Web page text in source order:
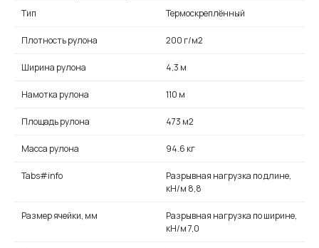
Тип Термоскреплённый
Плотность рулона 200 г/м2
Ширина рулона 4,3 м
Намотка рулона 110 м
Площадь рулона 473 м2
Масса рулона 94.6 кг
Tabs#info
Разрывная нагрузка по длине,
кН/м 8,8
Размер ячейки, мм
Разрывная нагрузка по ширине,
кН/м 7,0